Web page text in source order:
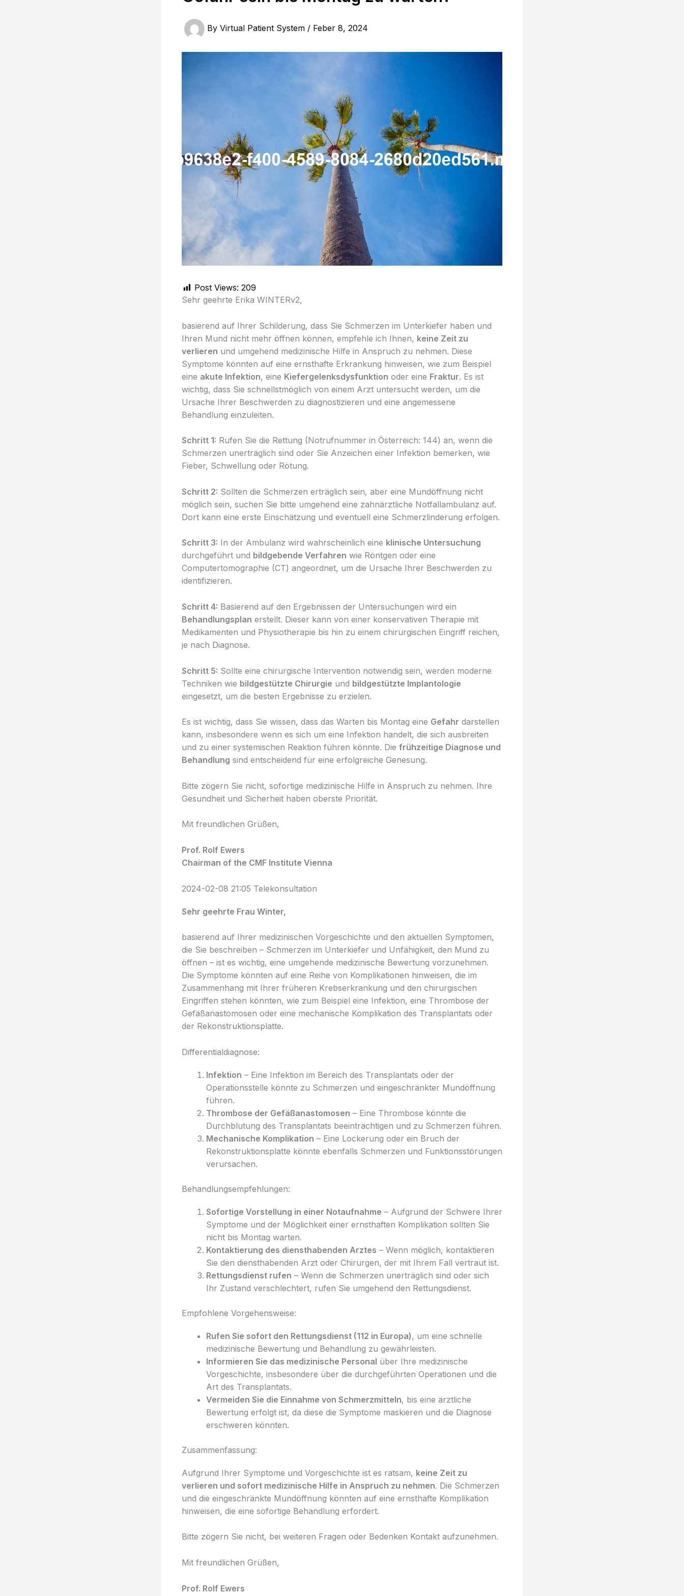
By Virtual Patient System / Feber 8, 2024
Post Views: 209
Sehr geehrte Erika WINTERv2,
basierend auf Ihrer Schilderung, dass Sie Schmerzen im Unterkiefer haben und
Ihren Mund nicht mehr öffnen können, empfehle ich Ihnen, keine Zeit zu
verlieren und umgehend medizinische Hilfe in Anspruch zu nehmen. Diese
Symptome könnten auf eine ernsthafte Erkrankung hinweisen, wie zum Beispiel
eine akute Infektion, eine Kiefergelenksdysfunktion oder eine Fraktur. Es ist
wichtig, dass Sie schnellstmöglich von einem Arzt untersucht werden, um die
Ursache Ihrer Beschwerden zu diagnostizieren und eine angemessene
Behandlung einzuleiten.
Schritt 1: Rufen Sie die Rettung (Notrufnummer in Österreich: 144) an, wenn die
Schmerzen unerträglich sind oder Sie Anzeichen einer Infektion bemerken, wie
Fieber, Schwellung oder Rötung.
Schritt 2: Sollten die Schmerzen erträglich sein, aber eine Mundöffnung nicht
möglich sein, suchen Sie bitte umgehend eine zahnärztliche Notfallambulanz auf.
Dort kann eine erste Einschätzung und eventuell eine Schmerzlinderung erfolgen.
Schritt 3: In der Ambulanz wird wahrscheinlich eine klinische Untersuchung
durchgeführt und bildgebende Verfahren wie Röntgen oder eine
Computertomographie (CT) angeordnet, um die Ursache Ihrer Beschwerden zu
identifizieren.
Schritt 4: Basierend auf den Ergebnissen der Untersuchungen wird ein
Behandlungsplan erstellt. Dieser kann von einer konservativen Therapie mit
Medikamenten und Physiotherapie bis hin zu einem chirurgischen Eingriff reichen,
je nach Diagnose.
Schritt 5: Sollte eine chirurgische Intervention notwendig sein, werden moderne
Techniken wie bildgestützte Chirurgie und bildgestützte Implantologie
eingesetzt, um die besten Ergebnisse zu erzielen.
Es ist wichtig, dass Sie wissen, dass das Warten bis Montag eine Gefahr darstellen
kann, insbesondere wenn es sich um eine Infektion handelt, die sich ausbreiten
und zu einer systemischen Reaktion führen könnte. Die frühzeitige Diagnose und
Behandlung sind entscheidend für eine erfolgreiche Genesung.
Bitte zögern Sie nicht, sofortige medizinische Hilfe in Anspruch zu nehmen. Ihre
Gesundheit und Sicherheit haben oberste Priorität.
Mit freundlichen Grüßen,
Prof. Rolf Ewers
Chairman of the CMF Institute Vienna
2024-02-08 21:05 Telekonsultation
Sehr geehrte Frau Winter,
basierend auf Ihrer medizinischen Vorgeschichte und den aktuellen Symptomen,
die Sie beschreiben – Schmerzen im Unterkiefer und Unfähigkeit, den Mund zu
öffnen – ist es wichtig, eine umgehende medizinische Bewertung vorzunehmen.
Die Symptome könnten auf eine Reihe von Komplikationen hinweisen, die im
Zusammenhang mit Ihrer früheren Krebserkrankung und den chirurgischen
Eingriffen stehen könnten, wie zum Beispiel eine Infektion, eine Thrombose der
Gefäßanastomosen oder eine mechanische Komplikation des Transplantats oder
der Rekonstruktionsplatte.
Differentialdiagnose:
Infektion – Eine Infektion im Bereich des Transplantats oder der
Operationsstelle könnte zu Schmerzen und eingeschränkter Mundöffnung
führen.
Thrombose der Gefäßanastomosen – Eine Thrombose könnte die
Durchblutung des Transplantats beeinträchtigen und zu Schmerzen führen.
Mechanische Komplikation – Eine Lockerung oder ein Bruch der
Rekonstruktionsplatte könnte ebenfalls Schmerzen und Funktionsstörungen
verursachen.
Behandlungsempfehlungen:
Sofortige Vorstellung in einer Notaufnahme – Aufgrund der Schwere Ihrer
Symptome und der Möglichkeit einer ernsthaften Komplikation sollten Sie
nicht bis Montag warten.
Kontaktierung des diensthabenden Arztes – Wenn möglich, kontaktieren
Sie den diensthabenden Arzt oder Chirurgen, der mit Ihrem Fall vertraut ist.
Rettungsdienst rufen – Wenn die Schmerzen unerträglich sind oder sich
Ihr Zustand verschlechtert, rufen Sie umgehend den Rettungsdienst.
Empfohlene Vorgehensweise:
Rufen Sie sofort den Rettungsdienst (112 in Europa), um eine schnelle
medizinische Bewertung und Behandlung zu gewährleisten.
Informieren Sie das medizinische Personal über Ihre medizinische
Vorgeschichte, insbesondere über die durchgeführten Operationen und die
Art des Transplantats.
Vermeiden Sie die Einnahme von Schmerzmitteln, bis eine ärztliche
Bewertung erfolgt ist, da diese die Symptome maskieren und die Diagnose
erschweren könnten.
Zusammenfassung:
Aufgrund Ihrer Symptome und Vorgeschichte ist es ratsam, keine Zeit zu
verlieren und sofort medizinische Hilfe in Anspruch zu nehmen. Die Schmerzen
und die eingeschränkte Mundöffnung könnten auf eine ernsthafte Komplikation
hinweisen, die eine sofortige Behandlung erfordert.
Bitte zögern Sie nicht, bei weiteren Fragen oder Bedenken Kontakt aufzunehmen.
Mit freundlichen Grüßen,
Prof. Rolf Ewers